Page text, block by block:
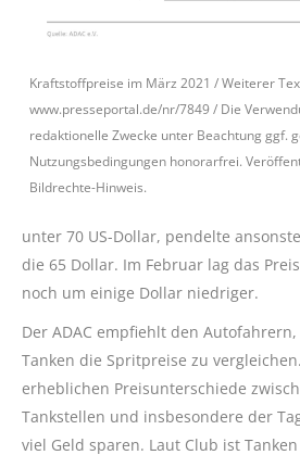
Kraftstoffpreise im März 2021 / Weiterer
www.presseportal.de/nr/7849 / Die
redaktionelle Zwecke unter Beachtung ggf.
Nutzungsbedingungen honorarfrei.
Bildrechte-Hinweis.
unter 70 US-Dollar, pendelte
die 65 Dollar. Im Februar lag das
noch um einige Dollar niedriger.
Der ADAC empfiehlt den
Tanken die Spritpreise zu
erheblichen Preisunterschiede
Tankstellen und insbesondere der
viel Geld sparen. Laut Club ist